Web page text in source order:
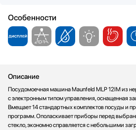
Телевизоры
Тостеры
Увлажнители воздуха
Холодильники
Холодильное оборудование
Хьюмидоры
Чайники
Особенности
Описание
Посудомоечная машина Maunfeld MLP 12IM из
с электронным типом управления, оснащенная
Вмещает 14 стандартных комплектов посуды и
программ. Ополаскивает приборы перед
стекло, экономно справляется с небольшими